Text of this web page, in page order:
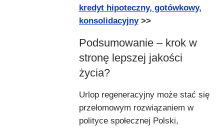
kredyt hipoteczny, gotówkowy,
konsolidacyjny>>
Podsumowanie – krok w
stronę lepszej jakości
życia?
Urlop regeneracyjny może stać się
przełomowym rozwiązaniem w
polityce społecznej Polski,